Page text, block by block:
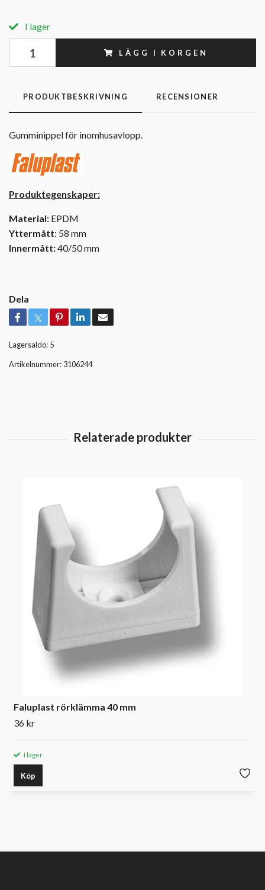
I lager
LÄGG I KORGEN
PRODUKTBESKRIVNING RECENSIONER
Gumminippel för inomhusavlopp.
Produktegenskaper:
Material: EPDM
Yttermått: 58 mm
Innermått:40/50 mm
Dela
Lagersaldo: 5
Artikelnummer: 3106244
Faluplast rörklämma 40 mm
36 kr
I lager
Köp